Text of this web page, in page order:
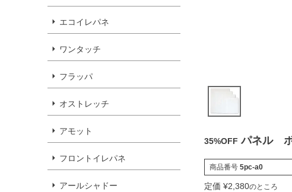
エコイレパネ
ワンタッチ
フラッパ
オストレッチ
アモット
フロントイレパネ
アールシャドー
35%OFF パネル
商品番号 5pc-a0
定価 ¥2,380のところ